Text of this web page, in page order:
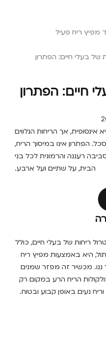
של בעלי חיים: הפתרון
חיים: הפתרון
אך הריחות הנלווים
הפתרון אינו במיסוך הריח,
רעננה והרמונית לכל בני
הבית, על שתיים ועל ארבע.
ריחות של בעלי חיים, כולל
היא באמצעות מפיץ ריח
ננו. מכשיר זה מפזר שמנים
הריח הרע במקום רק
נעים באופן קבוע ובטוח.